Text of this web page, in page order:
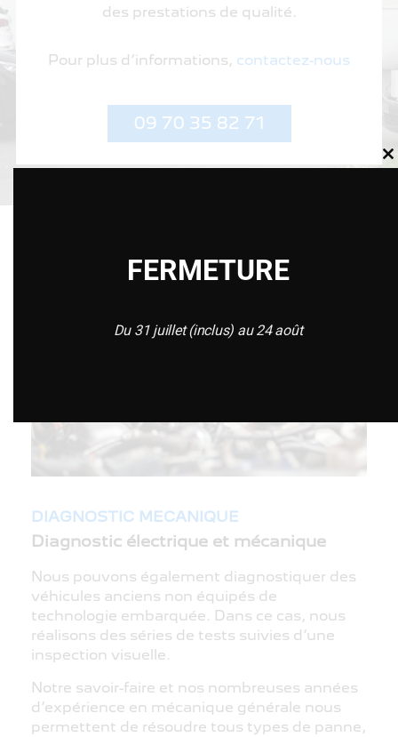
des prestations de qualité.
Pour plus d’informations, contactez-nous
09 70 35 82 71
DIAGNOSTIC MECANIQUE
Diagnostic électrique et mécanique
Nous pouvons également diagnostiquer des
véhicules anciens non équipés de
technologie embarquée. Dans ce cas, nous
réalisons des séries de tests suivies d’une
inspection visuelle.
Notre savoir-faire et nos nombreuses années
d’expérience en mécanique générale nous
permettent de résoudre tous types de panne,
FERMETURE
Du 31 juillet (inclus) au 24 août